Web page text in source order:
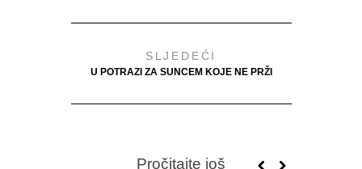
SLJEDEĆI
U POTRAZI ZA SUNCEM KOJE NE PRŽI
Pročitajte još